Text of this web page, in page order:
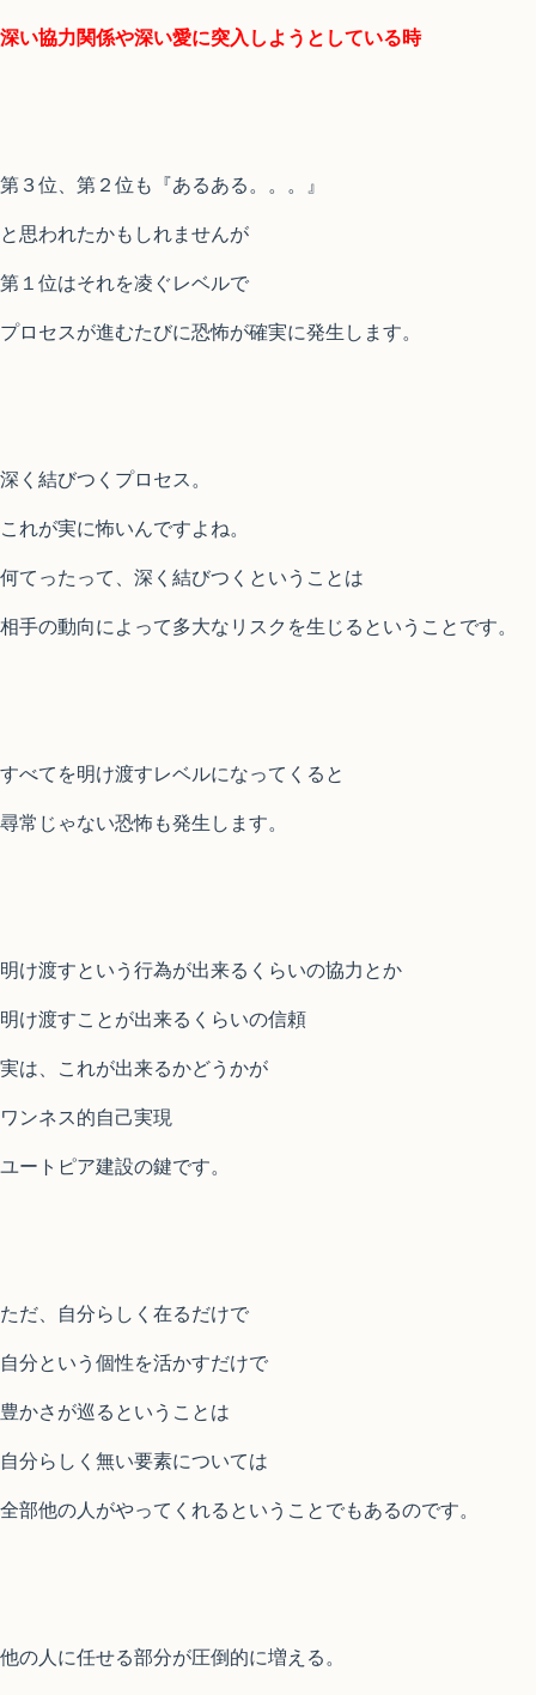
深い協力関係や深い愛に突入しようとしている時
第３位、第２位も『あるある。。。』
と思われたかもしれませんが
第１位はそれを凌ぐレベルで
プロセスが進むたびに恐怖が確実に発生します。
深く結びつくプロセス。
これが実に怖いんですよね。
何てったって、深く結びつくということは
相手の動向によって多大なリスクを生じるということです。
すべてを明け渡すレベルになってくると
尋常じゃない恐怖も発生します。
明け渡すという行為が出来るくらいの協力とか
明け渡すことが出来るくらいの信頼
実は、これが出来るかどうかが
ワンネス的自己実現
ユートピア建設の鍵です。
ただ、自分らしく在るだけで
自分という個性を活かすだけで
豊かさが巡るということは
自分らしく無い要素については
全部他の人がやってくれるということでもあるのです。
他の人に任せる部分が圧倒的に増える。